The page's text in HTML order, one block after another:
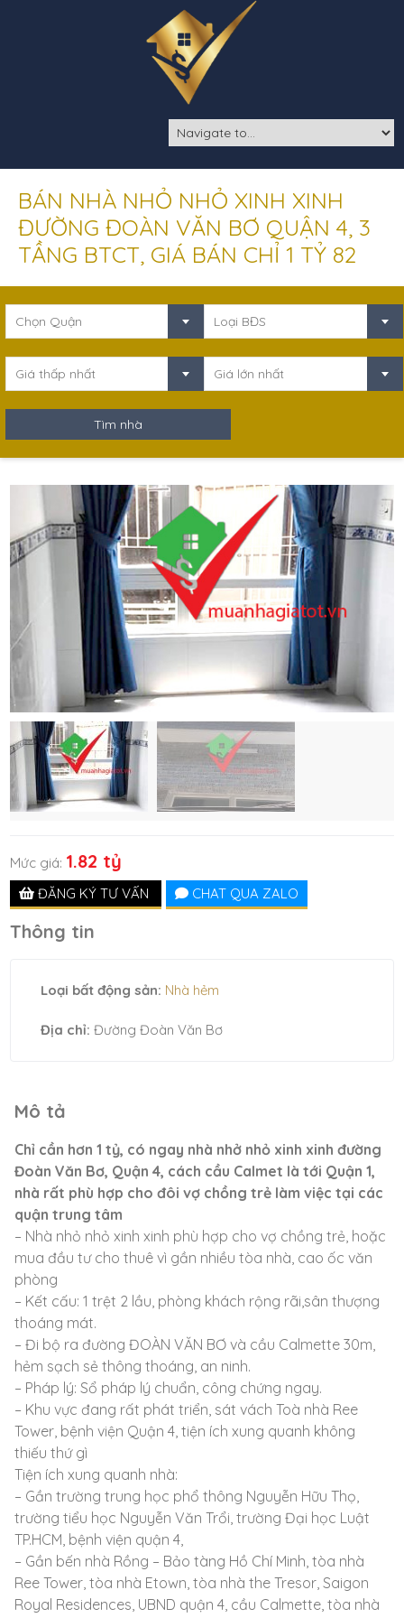
BÁN NHÀ NHỎ NHỎ XINH XINH
ĐƯỜNG ĐOÀN VĂN BƠ QUẬN 4, 3
TẦNG BTCT, GIÁ BÁN CHỈ 1 TỶ 82
Chọn Quận Loại BĐS
Giá thấp nhất Giá lớn nhất
Mức giá: 1.82 tỷ
ĐĂNG KÝ TƯ VẤN CHAT QUA ZALO
Thông tin
Loại bất động sản: Nhà hẻm
Địa chỉ:Đường Đoàn Văn Bơ
Mô tả
Chỉ cần hơn 1 tỷ, có ngay nhà nhở nhỏ xinh xinh đường
Đoàn Văn Bơ, Quận 4, cách cầu Calmet là tới Quận 1,
nhà rất phù hợp cho đôi vợ chồng trẻ làm việc tại các
quận trung tâm
– Nhà nhỏ nhỏ xinh xinh phù hợp cho vợ chồng trẻ, hoặc
mua đầu tư cho thuê vì gần nhiều tòa nhà, cao ốc văn
phòng
– Kết cấu: 1 trệt 2 lầu, phòng khách rộng rãi,sân thượng
thoáng mát.
– Đi bộ ra đường ĐOÀN VĂN BƠ và cầu Calmette 30m,
hẻm sạch sẻ thông thoáng, an ninh.
– Pháp lý: Sổ pháp lý chuẩn, công chứng ngay.
– Khu vực đang rất phát triển, sát vách Toà nhà Ree
Tower, bệnh viện Quận 4, tiện ích xung quanh không
thiếu thứ gì
Tiện ích xung quanh nhà:
– Gần trường trung học phổ thông Nguyễn Hữu Thọ,
trường tiểu học Nguyễn Văn Trổi, trường Đại học Luật
TP.HCM, bệnh viện quận 4,
– Gần bến nhà Rồng – Bảo tàng Hồ Chí Minh, tòa nhà
Ree Tower, tòa nhà Etown, tòa nhà the Tresor, Saigon
Royal Residences, UBND quận 4, cầu Calmette, tòa nhà